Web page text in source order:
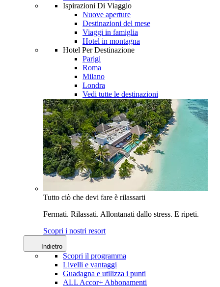
Ispirazioni Di Viaggio
Nuove aperture
Destinazioni del mese
Viaggi in famiglia
Hotel in montagna
Hotel Per Destinazione
Parigi
Roma
Milano
Londra
Vedi tutte le destinazioni
Tutto ciò che devi fare è rilassarti
Fermati. Rilassati. Allontanati dallo stress. E ripeti.
Scopri i nostri resort
Indietro
Scopri il programma
Livelli e vantaggi
Guadagna e utilizza i punti
ALL Accor+ Abbonamenti